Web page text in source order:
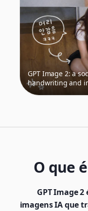
GPT Image 2: a
handwriting and
O que
GPT Image
imagens IA que